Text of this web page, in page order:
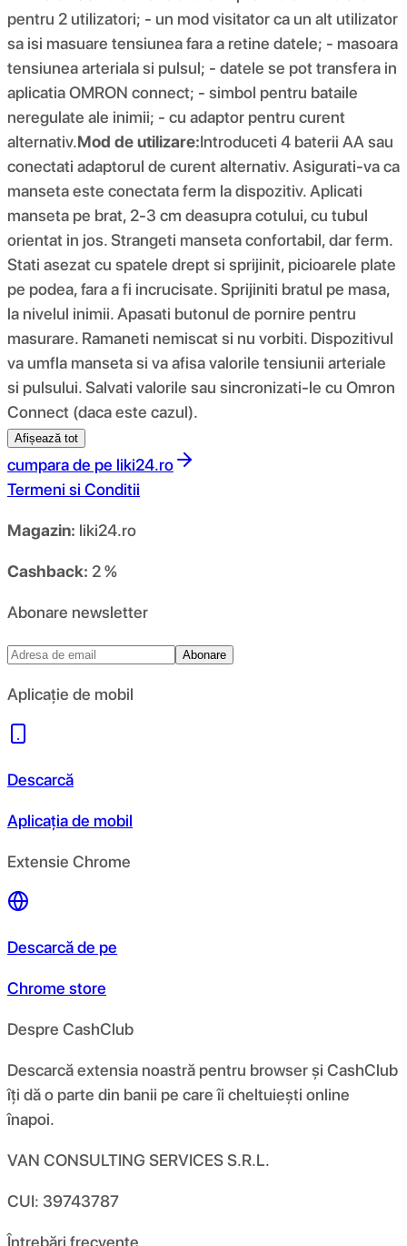
pentru 2 utilizatori; - un mod visitator ca un alt utilizator
sa isi masuare tensiunea fara a retine datele; - masoara
tensiunea arteriala si pulsul; - datele se pot transfera in
aplicatia OMRON connect; - simbol pentru bataile
neregulate ale inimii; - cu adaptor pentru curent
alternativ.Mod de utilizare:Introduceti 4 baterii AA sau
conectati adaptorul de curent alternativ. Asigurati-va ca
manseta este conectata ferm la dispozitiv. Aplicati
manseta pe brat, 2-3 cm deasupra cotului, cu tubul
orientat in jos. Strangeti manseta confortabil, dar ferm.
Stati asezat cu spatele drept si sprijinit, picioarele plate
pe podea, fara a fi incrucisate. Sprijiniti bratul pe masa,
la nivelul inimii. Apasati butonul de pornire pentru
masurare. Ramaneti nemiscat si nu vorbiti. Dispozitivul
va umfla manseta si va afisa valorile tensiunii arteriale
si pulsului. Salvati valorile sau sincronizati-le cu Omron
Connect (daca este cazul).
Afișează tot
cumpara de pe liki24.ro
Termeni si Conditii
Magazin: liki24.ro
Cashback: 2 %
Abonare newsletter
Abonare
Aplicație de mobil
Descarcă
Aplicația de mobil
Extensie Chrome
Descarcă de pe
Chrome store
Despre CashClub
Descarcă extensia noastră pentru browser și CashClub
îți dă o parte din banii pe care îi cheltuiești online
înapoi.
VAN CONSULTING SERVICES S.R.L.
CUI: 39743787
Întrebări frecvente